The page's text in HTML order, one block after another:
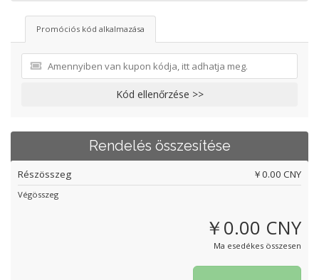
Promóciós kód alkalmazása
Kód ellenőrzése >>
Rendelés összesítése
Részösszeg ￥0.00 CNY
Végösszeg
￥0.00 CNY
Ma esedékes összesen